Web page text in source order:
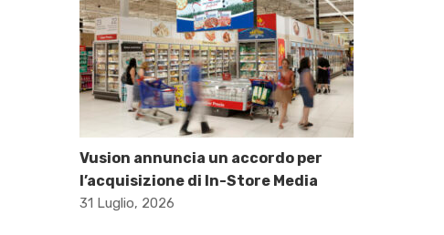
Vusion annuncia un accordo per
l’acquisizione di In-Store Media
31 Luglio, 2026